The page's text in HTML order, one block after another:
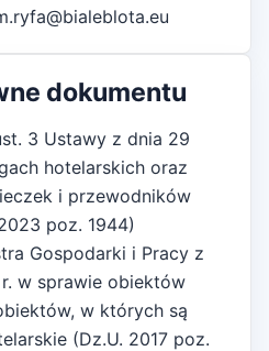
dokumentu
3 Ustawy z dnia 29
hotelarskich oraz
i przewodników
poz. 1944)
Gospodarki i Pracy z
w sprawie obiektów
w których są
(Dz.U. 2017 poz.